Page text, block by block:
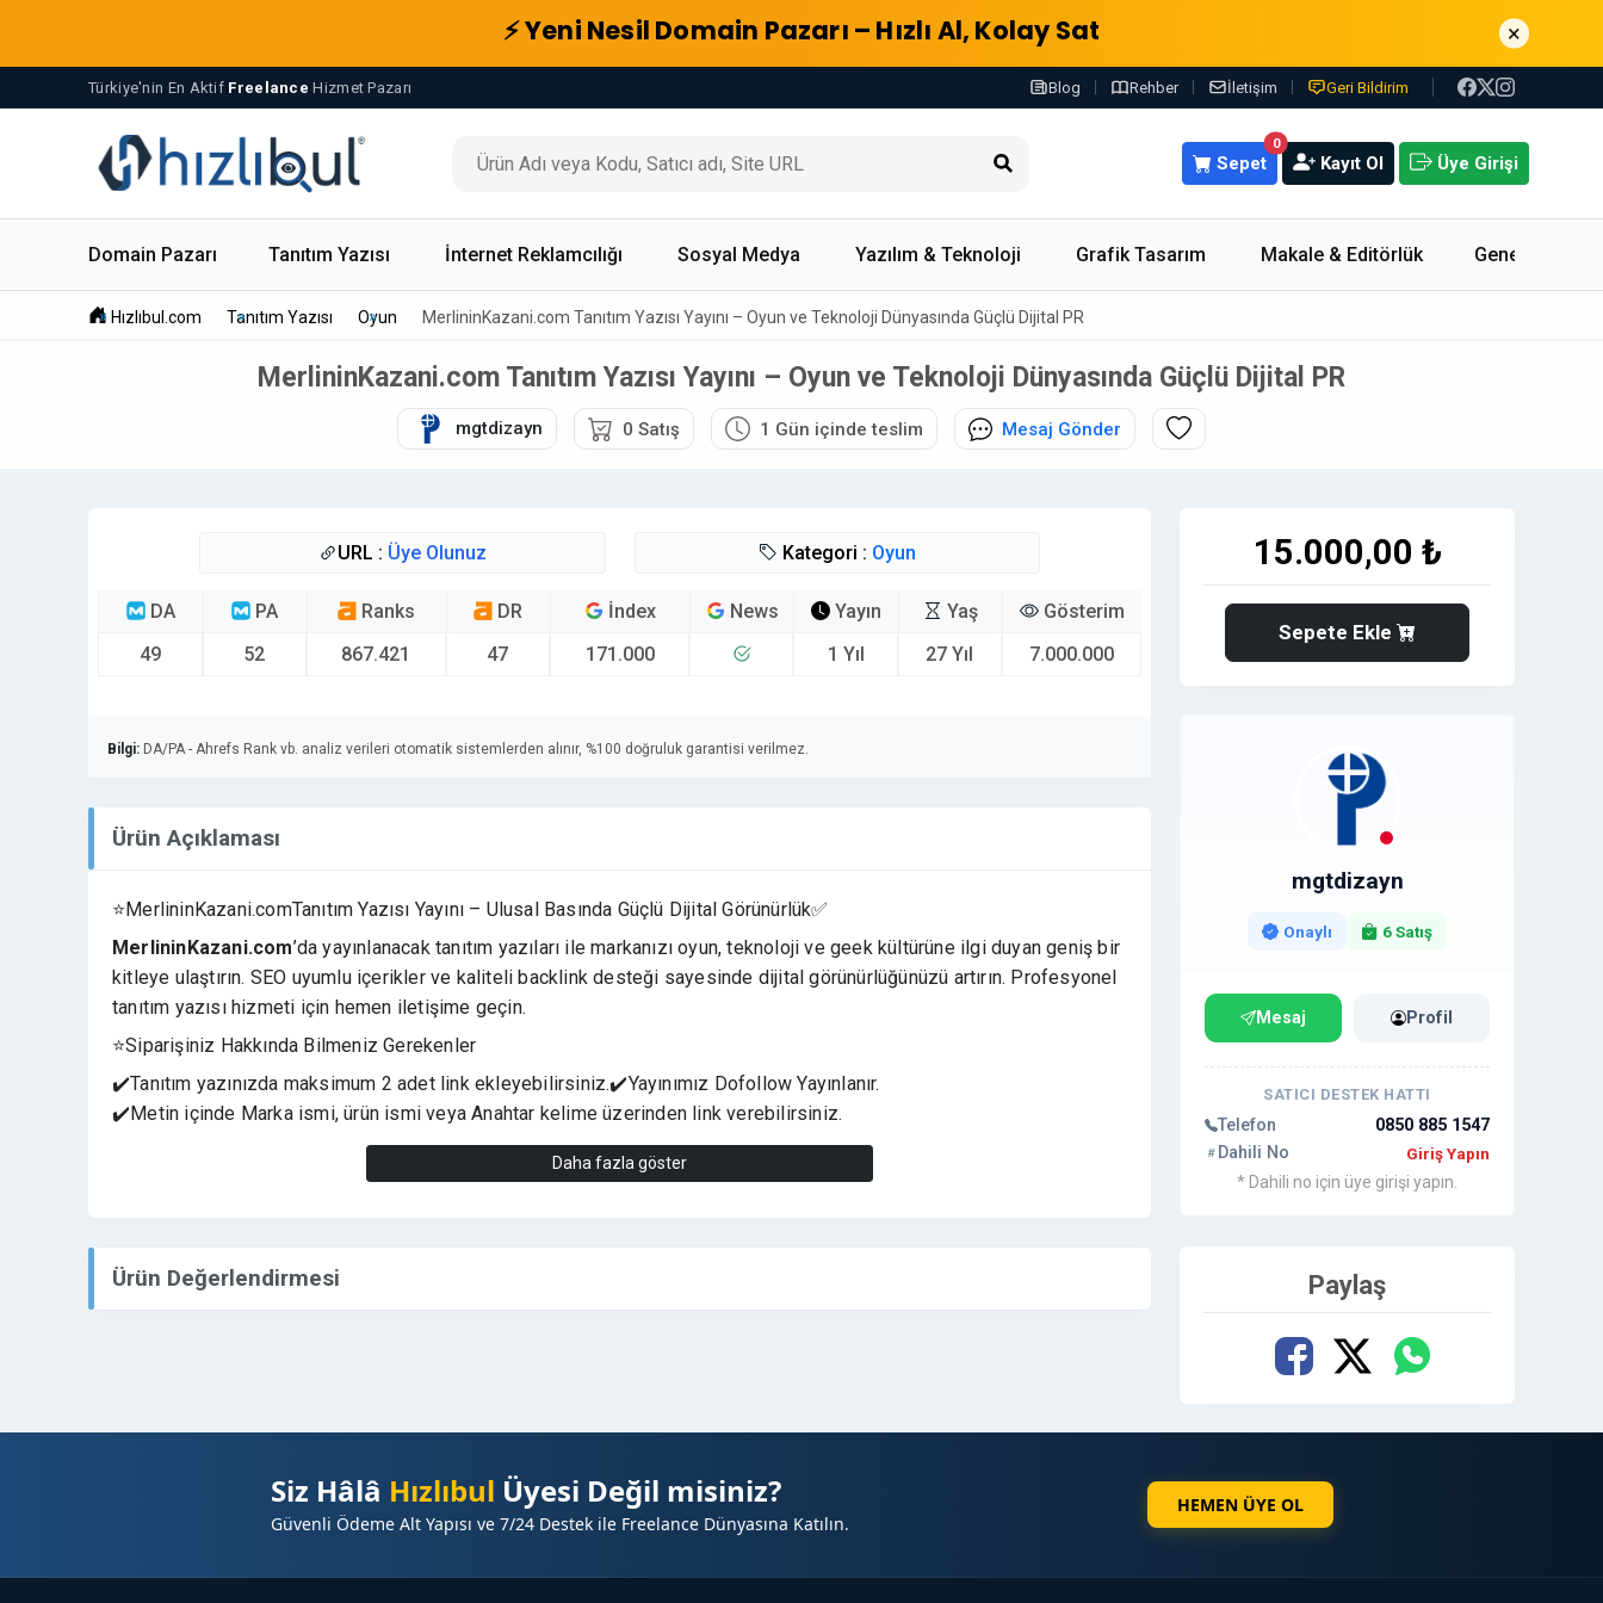
⚡ Yeni Nesil Domain Pazarı – Hızlı Al, Kolay Sat ×
Türkiye'nin En Aktif Freelance Hizmet Pazarı Blog Rehber İletişim Geri Bildirim
0
Sepet Kayıt Ol Üye Girişi
Domain Pazarı Tanıtım Yazısı İnternet Reklamcılığı Sosyal Medya Yazılım & Teknoloji Grafik Tasarım Makale & Editörlük Genel
Hızlıbul.com Tanıtım Yazısı Oyun MerlininKazani.com Tanıtım Yazısı Yayını – Oyun ve Teknoloji Dünyasında Güçlü Dijital PR
MerlininKazani.com Tanıtım Yazısı Yayını – Oyun ve Teknoloji Dünyasında Güçlü Dijital PR
mgtdizayn 0 Satış 1 Gün içinde teslim Mesaj Gönder
URL : Üye Olunuz Kategori : Oyun
DA
49
PA
52
Ranks
867.421
DR
47
İndex
171.000
News
Yayın
1 Yıl
Yaş
27 Yıl
Gösterim
7.000.000
Bilgi: DA/PA - Ahrefs Rank vb. analiz verileri otomatik sistemlerden alınır, %100 doğruluk garantisi verilmez.
Ürün Açıklaması
⭐MerlininKazani.comTanıtım Yazısı Yayını – Ulusal Basında Güçlü Dijital Görünürlük✅
MerlininKazani.com’da yayınlanacak tanıtım yazıları ile markanızı oyun, teknoloji ve geek kültürüne ilgi duyan geniş bir
kitleye ulaştırın. SEO uyumlu içerikler ve kaliteli backlink desteği sayesinde dijital görünürlüğünüzü artırın. Profesyonel
tanıtım yazısı hizmeti için hemen iletişime geçin.
⭐Siparişiniz Hakkında Bilmeniz Gerekenler
✔️Tanıtım yazınızda maksimum 2 adet link ekleyebilirsiniz.✔️Yayınımız Dofollow Yayınlanır.
✔️Metin içinde Marka ismi, ürün ismi veya Anahtar kelime üzerinden link verebilirsiniz.
⭐ SEO ve Marka Gücü Bir Arada
✔️ Güçlü domain otoritesinden backlink desteği alınır
✔️ Markanız ulusal okuyucu kitlesine ulaşır
✅ Yazılım ve teknoloji projeleri
✅ Gayrimenkul ve inşaat şirketleri
Daha fazla göster
Ürün Değerlendirmesi
15.000,00 ₺
Sepete Ekle
mgtdizayn
Onaylı 6 Satış
Mesaj Profil
SATICI DESTEK HATTI
Telefon
0850 885 1547
Dahili No
Giriş Yapın
* Dahili no için üye girişi yapın.
Paylaş
Siz Hâlâ Hızlıbul Üyesi Değil misiniz?
Güvenli Ödeme Alt Yapısı ve 7/24 Destek ile Freelance Dünyasına Katılın.
HEMEN ÜYE OL